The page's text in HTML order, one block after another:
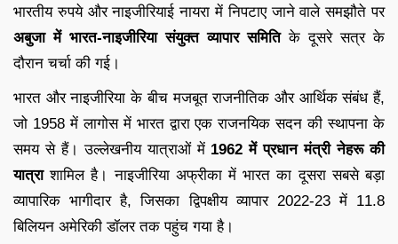
भारतीय रुपये और नाइजीरियाई नायरा में निपटाए जाने वाले समझौते पर
अबुजा में भारत-नाइजीरिया संयुक्त व्यापार समितिके दूसरे सत्र के
दौरान चर्चा की गई।
भारत और नाइजीरिया के बीच मजबूत राजनीतिक और आर्थिक संबंध हैं,
जो 1958 में लागोस में भारत द्वारा एक राजनयिक सदन की स्थापना के
समय से हैं। उल्लेखनीय यात्राओं में 1962 में प्रधान मंत्री नेहरू की
यात्राशामिल है। नाइजीरिया अफ्रीका में भारत का दूसरा सबसे बड़ा
व्यापारिक भागीदार है, जिसका द्विपक्षीय व्यापार 2022-23 में 11.8
बिलियन अमेरिकी डॉलर तक पहुंच गया है।